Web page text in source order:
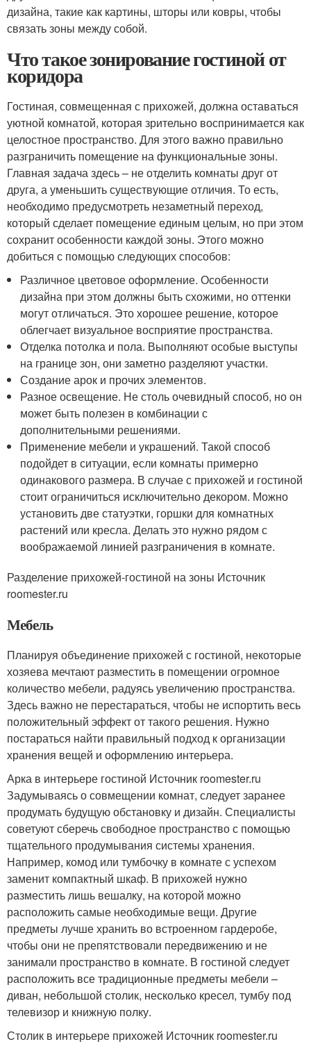
дизайна, такие как картины, шторы или ковры, чтобы
связать зоны между собой.
Что такое зонирование гостиной от
коридора
Гостиная, совмещенная с прихожей, должна оставаться
уютной комнатой, которая зрительно воспринимается как
целостное пространство. Для этого важно правильно
разграничить помещение на функциональные зоны.
Главная задача здесь – не отделить комнаты друг от
друга, а уменьшить существующие отличия. То есть,
необходимо предусмотреть незаметный переход,
который сделает помещение единым целым, но при этом
сохранит особенности каждой зоны. Этого можно
добиться с помощью следующих способов:
Различное цветовое оформление. Особенности
дизайна при этом должны быть схожими, но оттенки
могут отличаться. Это хорошее решение, которое
облегчает визуальное восприятие пространства.
Отделка потолка и пола. Выполняют особые выступы
на границе зон, они заметно разделяют участки.
Создание арок и прочих элементов.
Разное освещение. Не столь очевидный способ, но он
может быть полезен в комбинации с
дополнительными решениями.
Применение мебели и украшений. Такой способ
подойдет в ситуации, если комнаты примерно
одинакового размера. В случае с прихожей и гостиной
стоит ограничиться исключительно декором. Можно
установить две статуэтки, горшки для комнатных
растений или кресла. Делать это нужно рядом с
воображаемой линией разграничения в комнате.
Разделение прихожей-гостиной на зоны Источник
roomester.ru
Мебель
Планируя объединение прихожей с гостиной, некоторые
хозяева мечтают разместить в помещении огромное
количество мебели, радуясь увеличению пространства.
Здесь важно не перестараться, чтобы не испортить весь
положительный эффект от такого решения. Нужно
постараться найти правильный подход к организации
хранения вещей и оформлению интерьера.
Арка в интерьере гостиной Источник roomester.ru
Задумываясь о совмещении комнат, следует заранее
продумать будущую обстановку и дизайн. Специалисты
советуют сберечь свободное пространство с помощью
тщательного продумывания системы хранения.
Например, комод или тумбочку в комнате с успехом
заменит компактный шкаф. В прихожей нужно
разместить лишь вешалку, на которой можно
расположить самые необходимые вещи. Другие
предметы лучше хранить во встроенном гардеробе,
чтобы они не препятствовали передвижению и не
занимали пространство в комнате. В гостиной следует
расположить все традиционные предметы мебели –
диван, небольшой столик, несколько кресел, тумбу под
телевизор и книжную полку.
Столик в интерьере прихожей Источник roomester.ru